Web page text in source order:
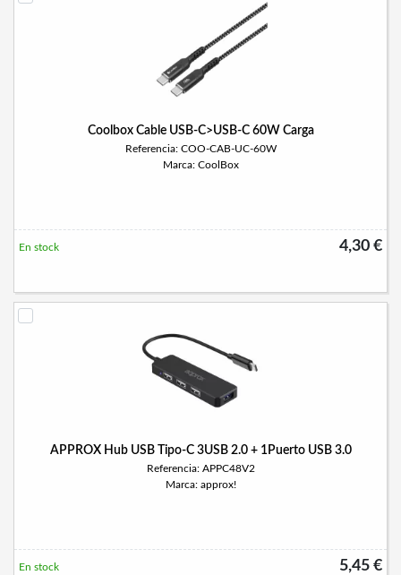
Coolbox Cable USB-C>USB-C 60W Carga
Referencia: COO-CAB-UC-60W
Marca: CoolBox
4,30 €
En stock
APPROX Hub USB Tipo-C 3USB 2.0 + 1Puerto USB 3.0
Referencia: APPC48V2
Marca: approx!
5,45 €
En stock